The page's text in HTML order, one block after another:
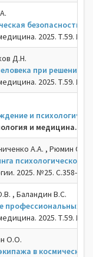
безопасность
2025. Т.59. №1.
Д.Н.
при решении
2025. Т.59. №3.
и
и медицина.
А.А. , Рюмин
психологического
2025. №25. С.358-363.
, Баландин В.С.
профессиональных
2025. Т.59. №6.
О.О.
в